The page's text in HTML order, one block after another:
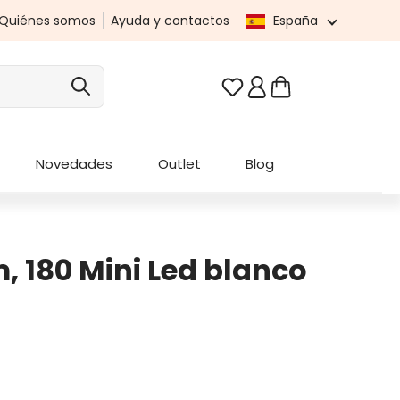
somos Ayuda y contactos España
Tienes 0 artículos en
Novedades Outlet Blog
180 Mini Led blanco